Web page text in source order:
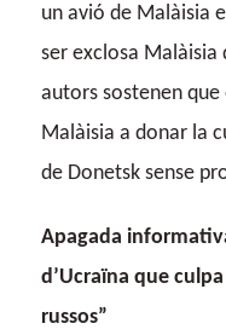
un avió de Malàisia
ser exclosa Malàisia
autors sostenen
Malàisia a donar la
de Donetsk sense
Apagada
d’Ucraïna que
russos”